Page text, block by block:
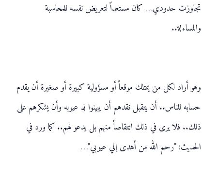
تجاوزت حدودي… كان مستعداً لتعريض نفسه للمحاسبة
والمساءلة..
وهو أراد لكل من يمتلك موقعاً أو مسؤولية كبيرة أو صغيرة أن يقدم
حسابه للناس.. أن يتقبل نقدهم أن يبينوا له عيوبه وأن يشكرهم على
ذلك.. فلا يرى في ذلك انتقاصاً منهم بل يدعو لهم.. كما ورد في
الحديث: "رحم الله من أهدى إلي عيوبي"…